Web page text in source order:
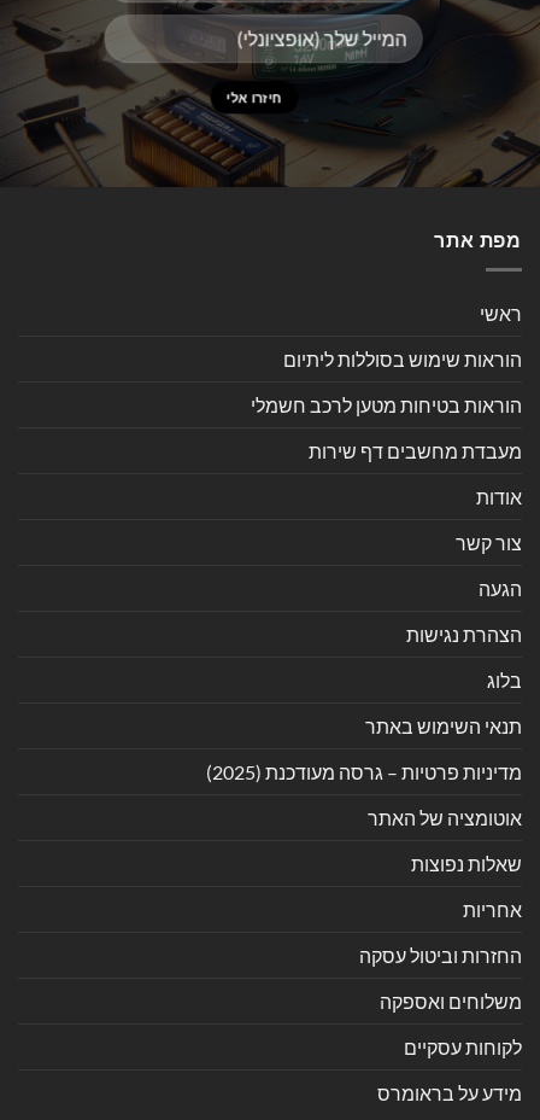
מפת אתר
ראשי
הוראות שימוש בסוללות ליתיום
הוראות בטיחות מטען לרכב חשמלי
מעבדת מחשבים דף שירות
אודות
צור קשר
הגעה
הצהרת נגישות
בלוג
תנאי השימוש באתר
מדיניות פרטיות – גרסה מעודכנת (2025)
אוטומציה של האתר
שאלות נפוצות
אחריות
החזרות וביטול עסקה
משלוחים ואספקה
לקוחות עסקיים
מידע על בראומרס